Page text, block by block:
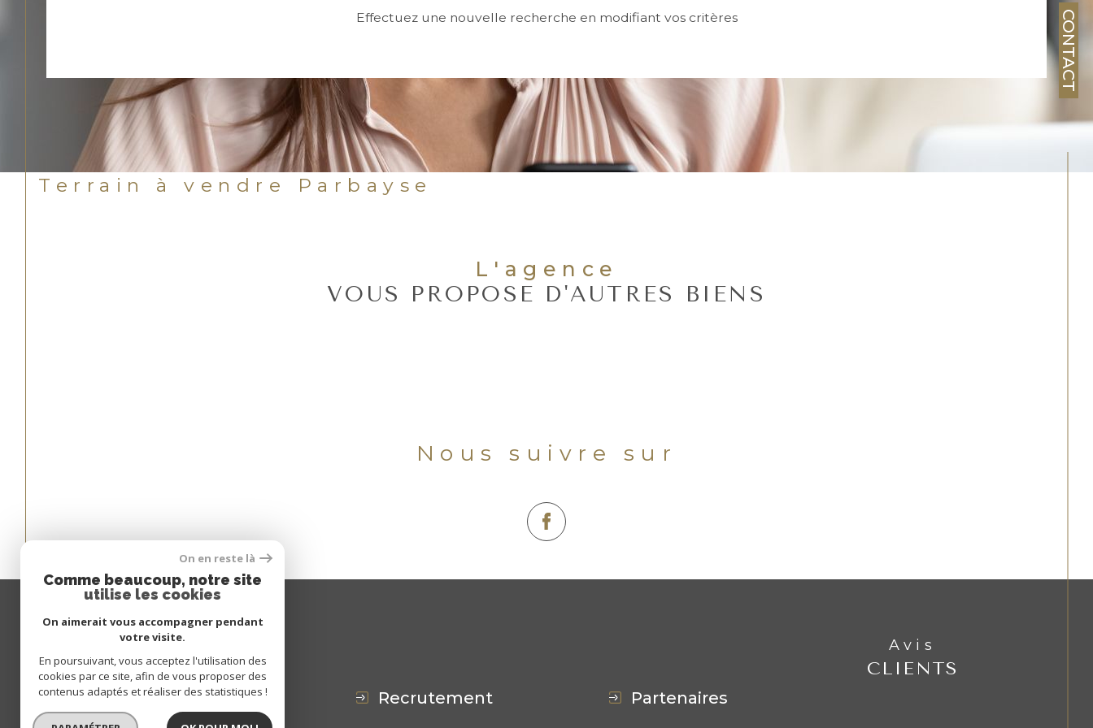
CONTACT
Effectuez une nouvelle recherche en modifiant vos critères
Terrain à vendre Parbayse
L'agence
VOUS PROPOSE D'AUTRES BIENS
Nous suivre sur
Espace
PROPRIÉTAIRE
se connecter recrutement partenaires
Avis
CLIENTS
On en reste là
Comme beaucoup, notre site
utilise les cookies
On aimerait vous accompagner pendant
votre visite.
En poursuivant, vous acceptez l'utilisation des
cookies par ce site, afin de vous proposer des
contenus adaptés et réaliser des statistiques !